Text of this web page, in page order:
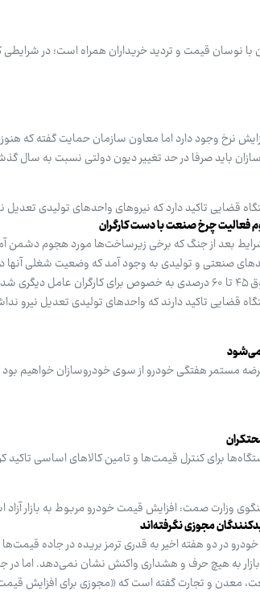
نوسان قیمت و تردید خریداران همراه است؛ در شرایطی
باید صرفا در حد تغییر دیون دولتی نسبت به سال
قضایی تاکید دارد که نیروهای واحدهای تولیدی تعدیل
فعالیت چرخ صنعت با دست کارگران
بعد از جنگ که برخی زیرساخت‌ها مورد هجوم دشمن
حقوق ۴۵ تا ۶۰ درصدی به خصوص برای کارگران عامل
قضایی تاکید دارند که واحدهای تولیدی تعدیل نیرو
هفتگی خودرو از سوی خودروسازان خواهیم بود که
برای کنترل قیمت‌ها و تامین کالاهای اساسی تاکید
وزارت صمت: افزایش قیمت خودرو مربوط به بازار
مجوزی نگرفته‌اند
خودرو در دو هفته اخیر به قدری ترمز بریده در جاده
به هیچ حرف و هشداری واکنش نشان نمی‌دهد. اما در
معدن و تجارت گفته است که «مجوزی برای افزایش